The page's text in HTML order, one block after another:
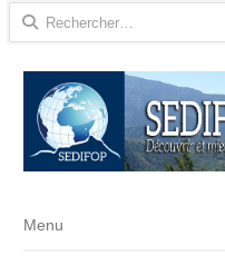
Rechercher :
Menu
Menu